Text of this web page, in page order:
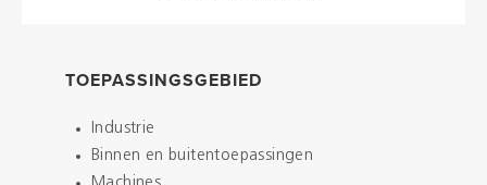
TOEPASSINGSGEBIED
Industrie
Binnen en buitentoepassingen